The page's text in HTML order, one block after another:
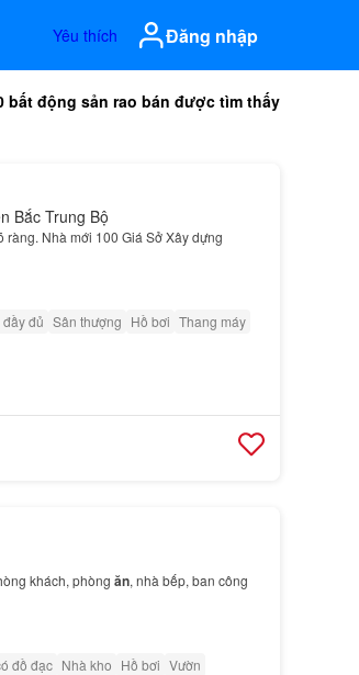
Yêu thích Đăng nhập
bất động sản rao bán được tìm thấy
Bắc Trung Bộ
ràng. Nhà mới 100 Giá Sở Xây dựng
đủ Sân thượng Hồ bơi Thang máy
khách, phòng ăn, nhà bếp, ban công
đồ đạc Nhà kho Hồ bơi Vườn